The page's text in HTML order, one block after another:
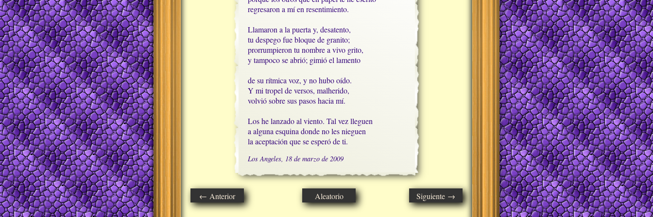
regresaron a mí en resentimiento.
Llamaron a la puerta y, desatento,
tu despego fue bloque de granito;
prorrumpieron tu nombre a vivo grito,
y tampoco se abrió; gimió el lamento
de su rítmica voz, y no hubo oído.
Y mi tropel de versos, malherido,
volvió sobre sus pasos hacia mí.
Los he lanzado al viento. Tal vez lleguen
a alguna esquina donde no les nieguen
la aceptación que se esperó de ti.
Los Angeles, 18 de marzo de 2009
← Anterior Aleatorio Siguiente →